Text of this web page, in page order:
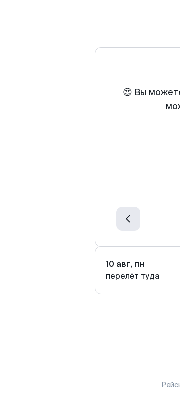
😍 Вы
10 авг, пн
перелёт туда